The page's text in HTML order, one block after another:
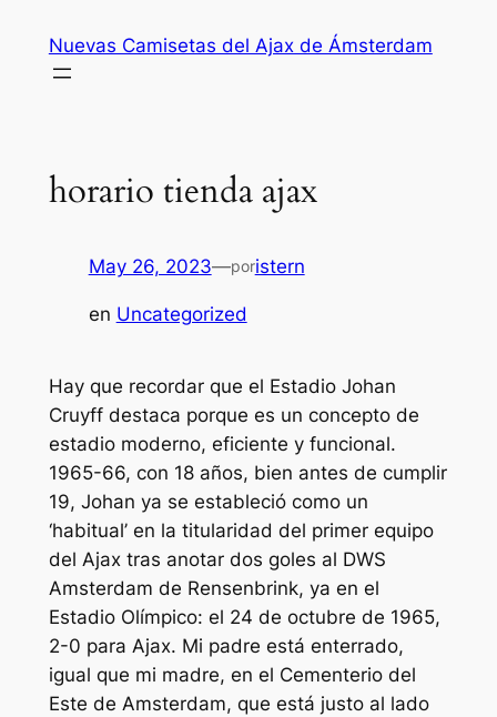
contenido
Nuevas Camisetas del Ajax de Ámsterdam
horario tienda ajax
May 26, 2023—poristern
en Uncategorized
Hay que recordar que el Estadio Johan
Cruyff destaca porque es un concepto de
estadio moderno, eficiente y funcional.
1965-66, con 18 años, bien antes de cumplir
19, Johan ya se estableció como un
‘habitual’ en la titularidad del primer equipo
del Ajax tras anotar dos goles al DWS
Amsterdam de Rensenbrink, ya en el
Estadio Olímpico: el 24 de octubre de 1965,
2-0 para Ajax. Mi padre está enterrado,
igual que mi madre, en el Cementerio del
Este de Amsterdam, que está justo al lado